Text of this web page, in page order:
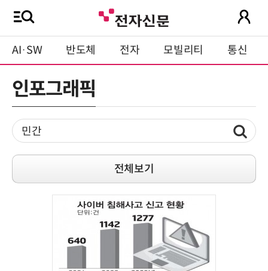
AI·SW 반도체 전자 모빌리티 통신
인포그래픽
전체보기